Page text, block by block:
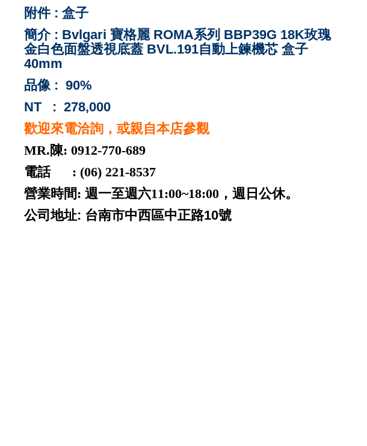
附件 : 盒子
簡介 : Bvlgari 寶格麗 ROMA系列 BBP39G 18K玫瑰
金白色面盤透視底蓋 BVL.191自動上鍊機芯 盒子
40mm
品像 : 90%
NT : 278,000
歡迎來電洽詢，或親自本店參觀
MR.陳: 0912-770-689
電話 : (06) 221-8537
營業時間: 週一至週六11:00~18:00，週日公休。
公司地址: 台南市中西區中正路10號